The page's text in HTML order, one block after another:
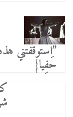
‏”استوقفتني
حَفِيا}